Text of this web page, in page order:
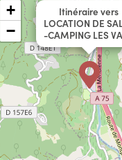
Itinéraire vers
LOCATION DE
-CAMPING LES
+
−